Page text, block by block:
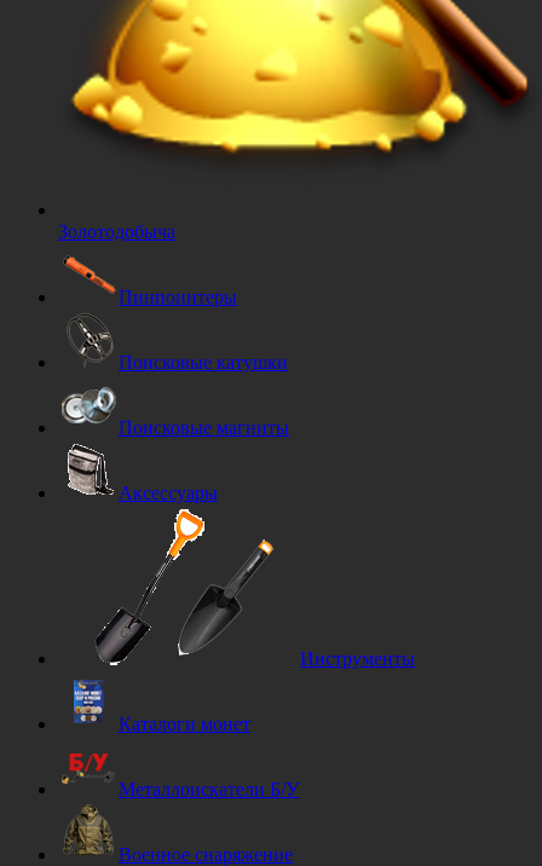
Золотодобыча
Пинпоинтеры
Поисковые катушки
Поисковые магниты
Аксессуары
Инструменты
Каталоги монет
Металлоискатели Б/У
Военное снаряжение